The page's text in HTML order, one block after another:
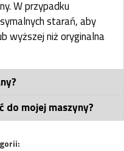
W przypadku
starań, aby
wyższej niż oryginalna
do mojej maszyny?